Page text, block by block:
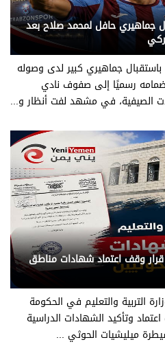
جماهيري حافل لمحمد صلاح بعد
جماهيري كبير لدى وصوله
رسميًا إلى صفوف نادي
الصيفية، في مشهد لفت أنظار و...
وقف اعتماد شهادات مناطق
التربية والتعليم في الحكومة
وتأكيد الشهادات الدراسية
ميليشيات الحوثي ...